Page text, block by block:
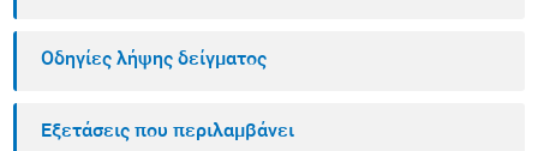
Οδηγίες λήψης δείγματος
Εξετάσεις που περιλαμβάνει